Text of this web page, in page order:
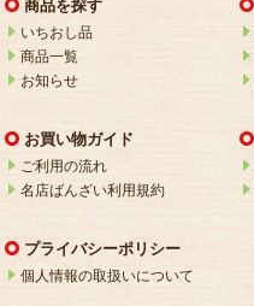
商品を探す
いちおし品
商品一覧
お知らせ
お買い物ガイド
ご利用の流れ
名店ばんざい利用規約
プライバシーポリシー
個人情報の取扱いについて